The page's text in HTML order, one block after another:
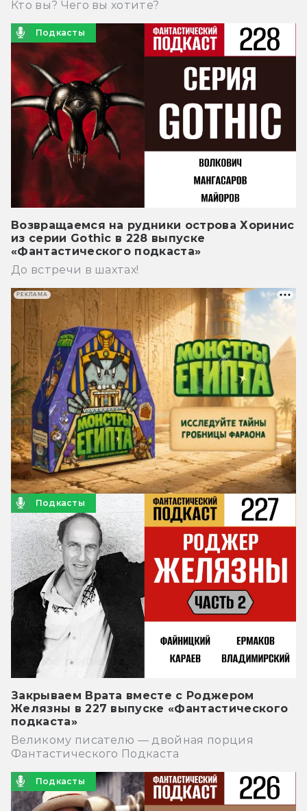
Кто вы? Чего вы хотите?
Подкасты
Возвращаемся на рудники острова Хоринис
из серии Gothic в 228 выпуске
«Фантастического подкаста»
До встречи в шахтах!
Подкасты
Закрываем Врата вместе с Роджером
Желязны в 227 выпуске «Фантастического
подкаста»
Великому писателю — двойная порция
Фантастического Подкаста
Подкасты
РЕКЛАМА